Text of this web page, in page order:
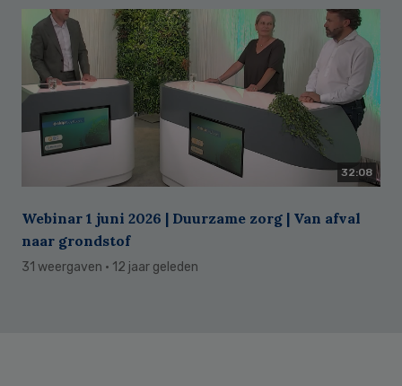
32:08
Webinar 1 juni 2026 | Duurzame zorg | Van afval
naar grondstof
31 weergaven · 12 jaar geleden